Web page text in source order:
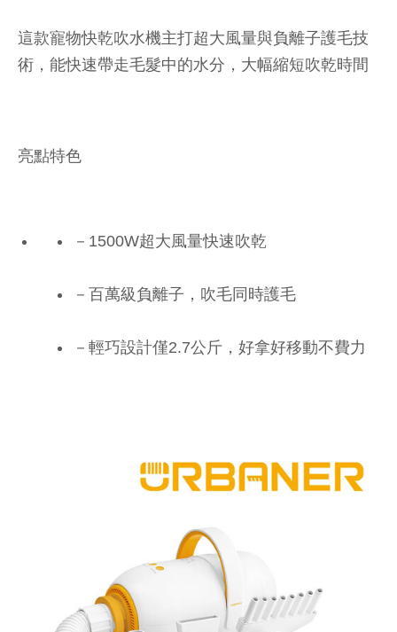
這款寵物快乾吹水機主打超大風量與負離子護毛技
術，能快速帶走毛髮中的水分，大幅縮短吹乾時間
亮點特色
－1500W超大風量快速吹乾
－百萬級負離子，吹毛同時護毛
－輕巧設計僅2.7公斤，好拿好移動不費力